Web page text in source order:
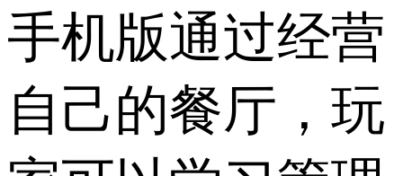
手机版通过经营
自己的餐厅，玩